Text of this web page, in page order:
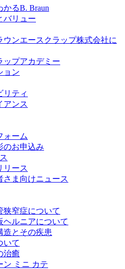
かるB. Braun
バリュー
ウンエースクラップ株式会社に
ップアカデミー
ョン
リティ
アンス
ォーム
のお申込み
リース
さま向けニュース
狭窄症について
ヘルニアについて
造とその疾患
いて
治癒
ン ミニ カテ